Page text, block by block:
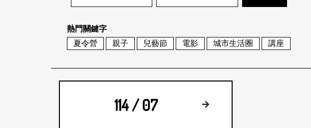
熱門關鍵字
夏令營
親子 兒藝節 電影 城市生活圈 講座
114 / 07 下個月